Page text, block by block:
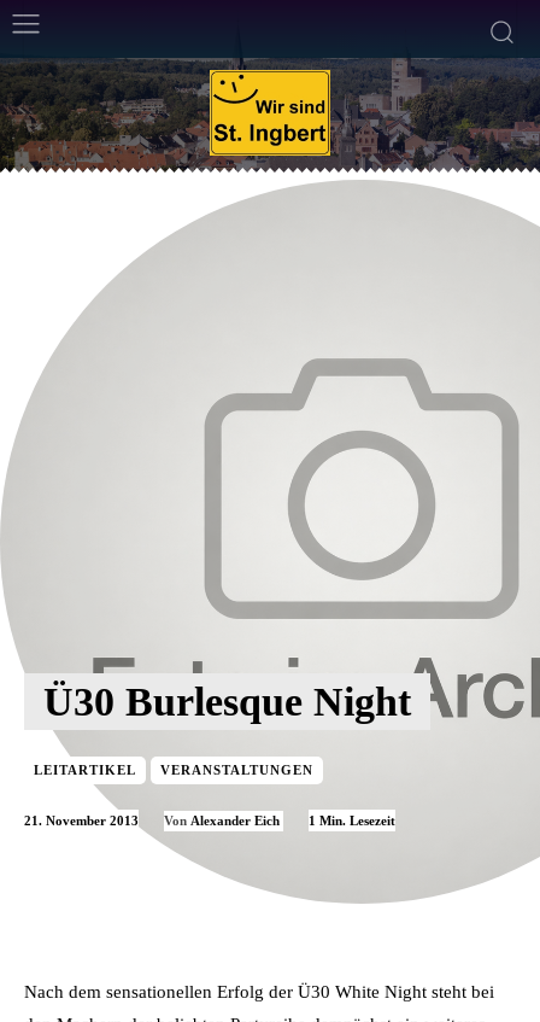
Ü30 Burlesque Night
LEITARTIKEL VERANSTALTUNGEN
21. November 2013 Von Alexander Eich 1 Min. Lesezeit
Nach dem sensationellen Erfolg der Ü30 White Night steht bei